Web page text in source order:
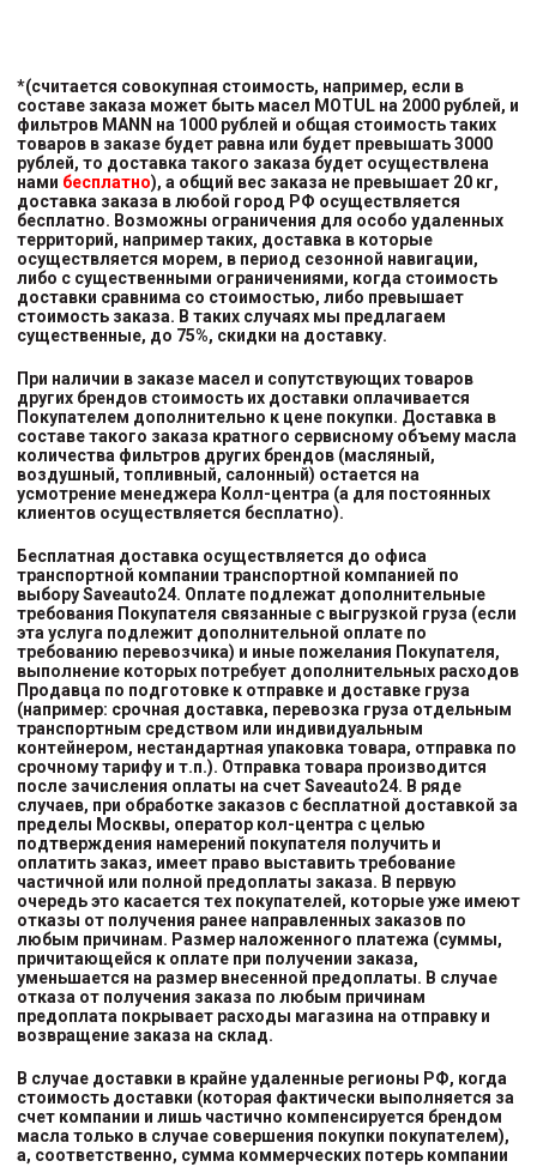
*(считается совокупная стоимость, например, если в
составе заказа может быть масел MOTUL на 2000 рублей, и
фильтров MANN на 1000 рублей и общая стоимость таких
товаров в заказе будет равна или будет превышать 3000
рублей, то доставка такого заказа будет осуществлена
нами бесплатно), а общий вес заказа не превышает 20 кг,
доставка заказа в любой город РФ осуществляется
бесплатно. Возможны ограничения для особо удаленных
территорий, например таких, доставка в которые
осуществляется морем, в период сезонной навигации,
либо с существенными ограничениями, когда стоимость
доставки сравнима со стоимостью, либо превышает
стоимость заказа. В таких случаях мы предлагаем
существенные, до 75%, скидки на доставку.
При наличии в заказе масел и сопутствующих товаров
других брендов стоимость их доставки оплачивается
Покупателем дополнительно к цене покупки. Доставка в
составе такого заказа кратного сервисному объему масла
количества фильтров других брендов (масляный,
воздушный, топливный, салонный) остается на
усмотрение менеджера Колл-центра (а для постоянных
клиентов осуществляется бесплатно).
Бесплатная доставка осуществляется до офиса
транспортной компании транспортной компанией по
выборуSaveauto24. Оплате подлежат дополнительные
требования Покупателя связанные с выгрузкой груза (если
эта услуга подлежит дополнительной оплате по
требованию перевозчика) и иные пожелания Покупателя,
выполнение которых потребует дополнительных расходов
Продавца по подготовке к отправке и доставке груза
(например: срочная доставка, перевозка груза отдельным
транспортным средством или индивидуальным
контейнером, нестандартная упаковка товара, отправка по
срочному тарифу и т.п.). Отправка товара производится
после зачисления оплаты на счет Saveauto24. В ряде
случаев, при обработке заказов с бесплатной доставкой за
пределы Москвы, оператор кол-центра с целью
подтверждения намерений покупателя получить и
оплатить заказ, имеет право выставить требование
частичной или полной предоплаты заказа. В первую
очередь это касается тех покупателей, которые уже имеют
отказы от получения ранее направленных заказов по
любым причинам. Размер наложенного платежа (суммы,
причитающейся к оплате при получении заказа,
уменьшается на размер внесенной предоплаты. В случае
отказа от получения заказа по любым причинам
предоплата покрывает расходы магазина на отправку и
возвращение заказа на склад.
В случае доставки в крайне удаленные регионы РФ, когда
стоимость доставки (которая фактически выполняется за
счет компании и лишь частично компенсируется брендом
масла только в случае совершения покупки покупателем),
а, соответственно, сумма коммерческих потерь компании